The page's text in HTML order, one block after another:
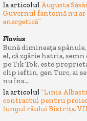
la articolul Augusta
Guvernul fantomă nu ar
energetică”
Flavius
Bună dimineața
el, că zgârie hatria,
pe Tik Tok, este
clip ieftin, gen Turc, ai
nu îns...
la articolul “Linia
contractul pentru
lungul râului Bistrița.